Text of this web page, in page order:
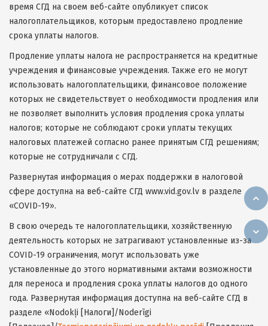
время СГД на своем веб-сайте опубликует список
налогоплательщиков, которым предоставлено продление
срока уплаты налогов.
Продление уплаты налога не распространяется на кредитные
учреждения и финансовые учреждения. Также его не могут
использовать налогоплательщики, финансовое положение
которых не свидетельствует о необходимости продления или
не позволяет выполнить условия продления срока уплаты
налогов; которые не соблюдают сроки уплаты текущих
налоговых платежей согласно ранее принятым СГД решениям;
которые не сотрудничали с СГД.
Развернутая информация о мерах поддержки в налоговой
сфере доступна на веб-сайте СГД www.vid.gov.lv в разделе
«COVID-19».
В свою очередь те налогоплательщики, хозяйственную
деятельность которых не затрагивают установленные из-за
COVID-19 ограничения, могут использовать уже
установленные до этого нормативными актами возможности
для переноса и продления срока уплаты налогов до одного
года. Развернутая информация доступна на веб-сайте СГД в
разделе «Nodokļi [Налоги]/Noderīgi